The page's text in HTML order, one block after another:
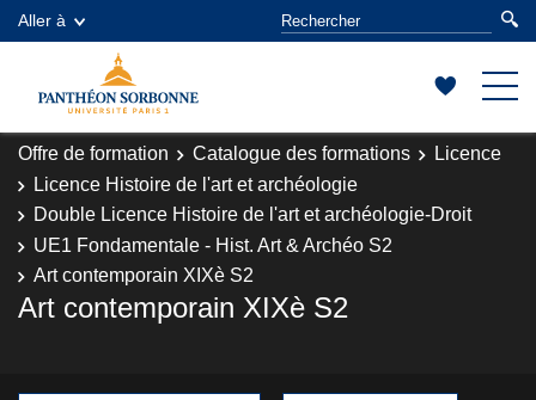
Aller à
Offre de formation Catalogue des formations
Licence
Licence Histoire de l'art et archéologie
Double Licence Histoire de l'art et archéologie-Droit
UE1 Fondamentale - Hist. Art & Archéo S2
Art contemporain XIXè S2
Art contemporain XIXè S2